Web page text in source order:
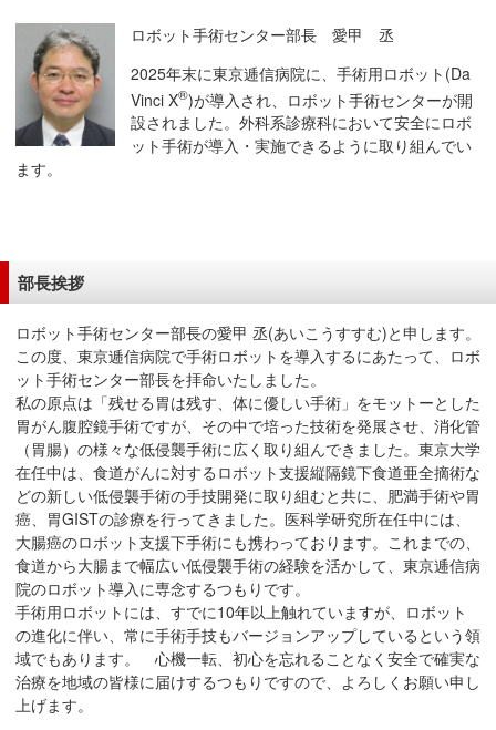
し
ま
す
共
通
メ
へ
動
し
ま
す
現
在
の
場
所
へ
移
動
し
ま
す
ロボット手術センター部長 愛甲 丞
2025年末に東京逓信病院に、手術用ロボット(Da
Vinci X®)が導入され、ロボット手術センターが開
設されました。外科系診療科において安全にロボ
ット手術が導入・実施できるように取り組んでい
ます。
部長挨拶
ロボット手術センター部長の愛甲 丞(あいこうすすむ)と申します。
この度、東京逓信病院で手術ロボットを導入するにあたって、ロボ
ット手術センター部長を拝命いたしました。
私の原点は「残せる胃は残す、体に優しい手術」をモットーとした
胃がん腹腔鏡手術ですが、その中で培った技術を発展させ、消化管
（胃腸）の様々な低侵襲手術に広く取り組んできました。東京大学
在任中は、食道がんに対するロボット支援縦隔鏡下食道亜全摘術な
どの新しい低侵襲手術の手技開発に取り組むと共に、肥満手術や胃
癌、胃GISTの診療を行ってきました。医科学研究所在任中には、
大腸癌のロボット支援下手術にも携わっております。これまでの、
食道から大腸まで幅広い低侵襲手術の経験を活かして、東京逓信病
院のロボット導入に専念するつもりです。
手術用ロボットには、すでに10年以上触れていますが、ロボット
の進化に伴い、常に手術手技もバージョンアップしているという領
域でもあります。 心機一転、初心を忘れることなく安全で確実な
治療を地域の皆様に届けするつもりですので、よろしくお願い申し
上げます。